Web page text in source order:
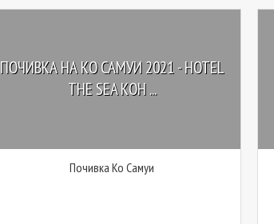
ПОЧИВКА НА КО САМУИ 2021 - HOTEL
THE SEA KOH ...
Почивка Ко Самуи